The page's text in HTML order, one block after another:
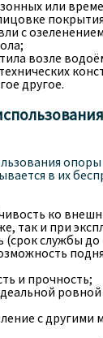
или
с
возле
другое.
опоры
в их
ко
так и при
(срок службы до
и прочность;
с другими